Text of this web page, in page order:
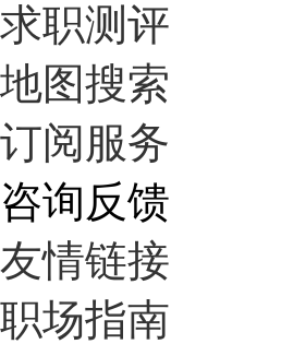
求职测评
地图搜索
订阅服务
咨询反馈
友情链接
职场指南